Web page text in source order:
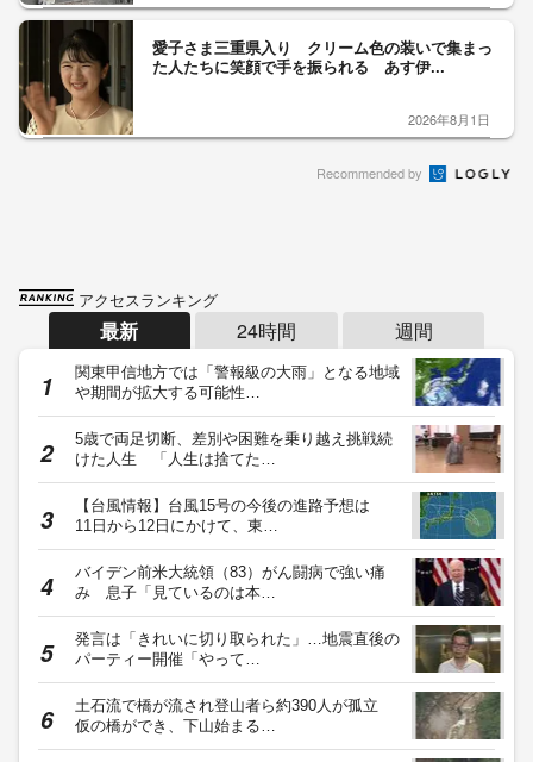
愛子さま三重県入り クリーム色の装いで集まっ
た人たちに笑顔で手を振られる あす伊...
2026年8月1日
Recommended by
アクセスランキング
最新 24時間 週間
関東甲信地方では「警報級の大雨」となる地域
や期間が拡大する可能性…
5歳で両足切断、差別や困難を乗り越え挑戦続
けた人生 「人生は捨てた…
【台風情報】台風15号の今後の進路予想は
11日から12日にかけて、東…
バイデン前米大統領（83）がん闘病で強い痛
み 息子「見ているのは本…
発言は「きれいに切り取られた」…地震直後の
パーティー開催「やって…
土石流で橋が流され登山者ら約390人が孤立
仮の橋ができ、下山始まる…